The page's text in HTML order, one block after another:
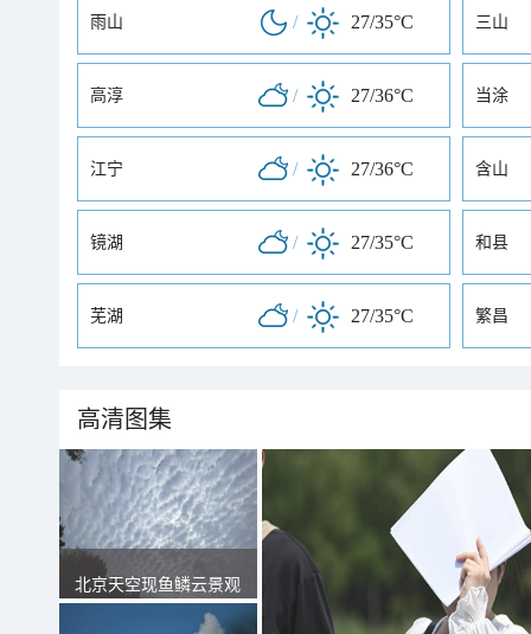
雨山 / 27/35°C 三山
高淳 / 27/36°C 当涂
江宁 / 27/36°C 含山
镜湖 / 27/35°C 和县
芜湖 / 27/35°C 繁昌
高清图集
北京天空现鱼鳞云景观